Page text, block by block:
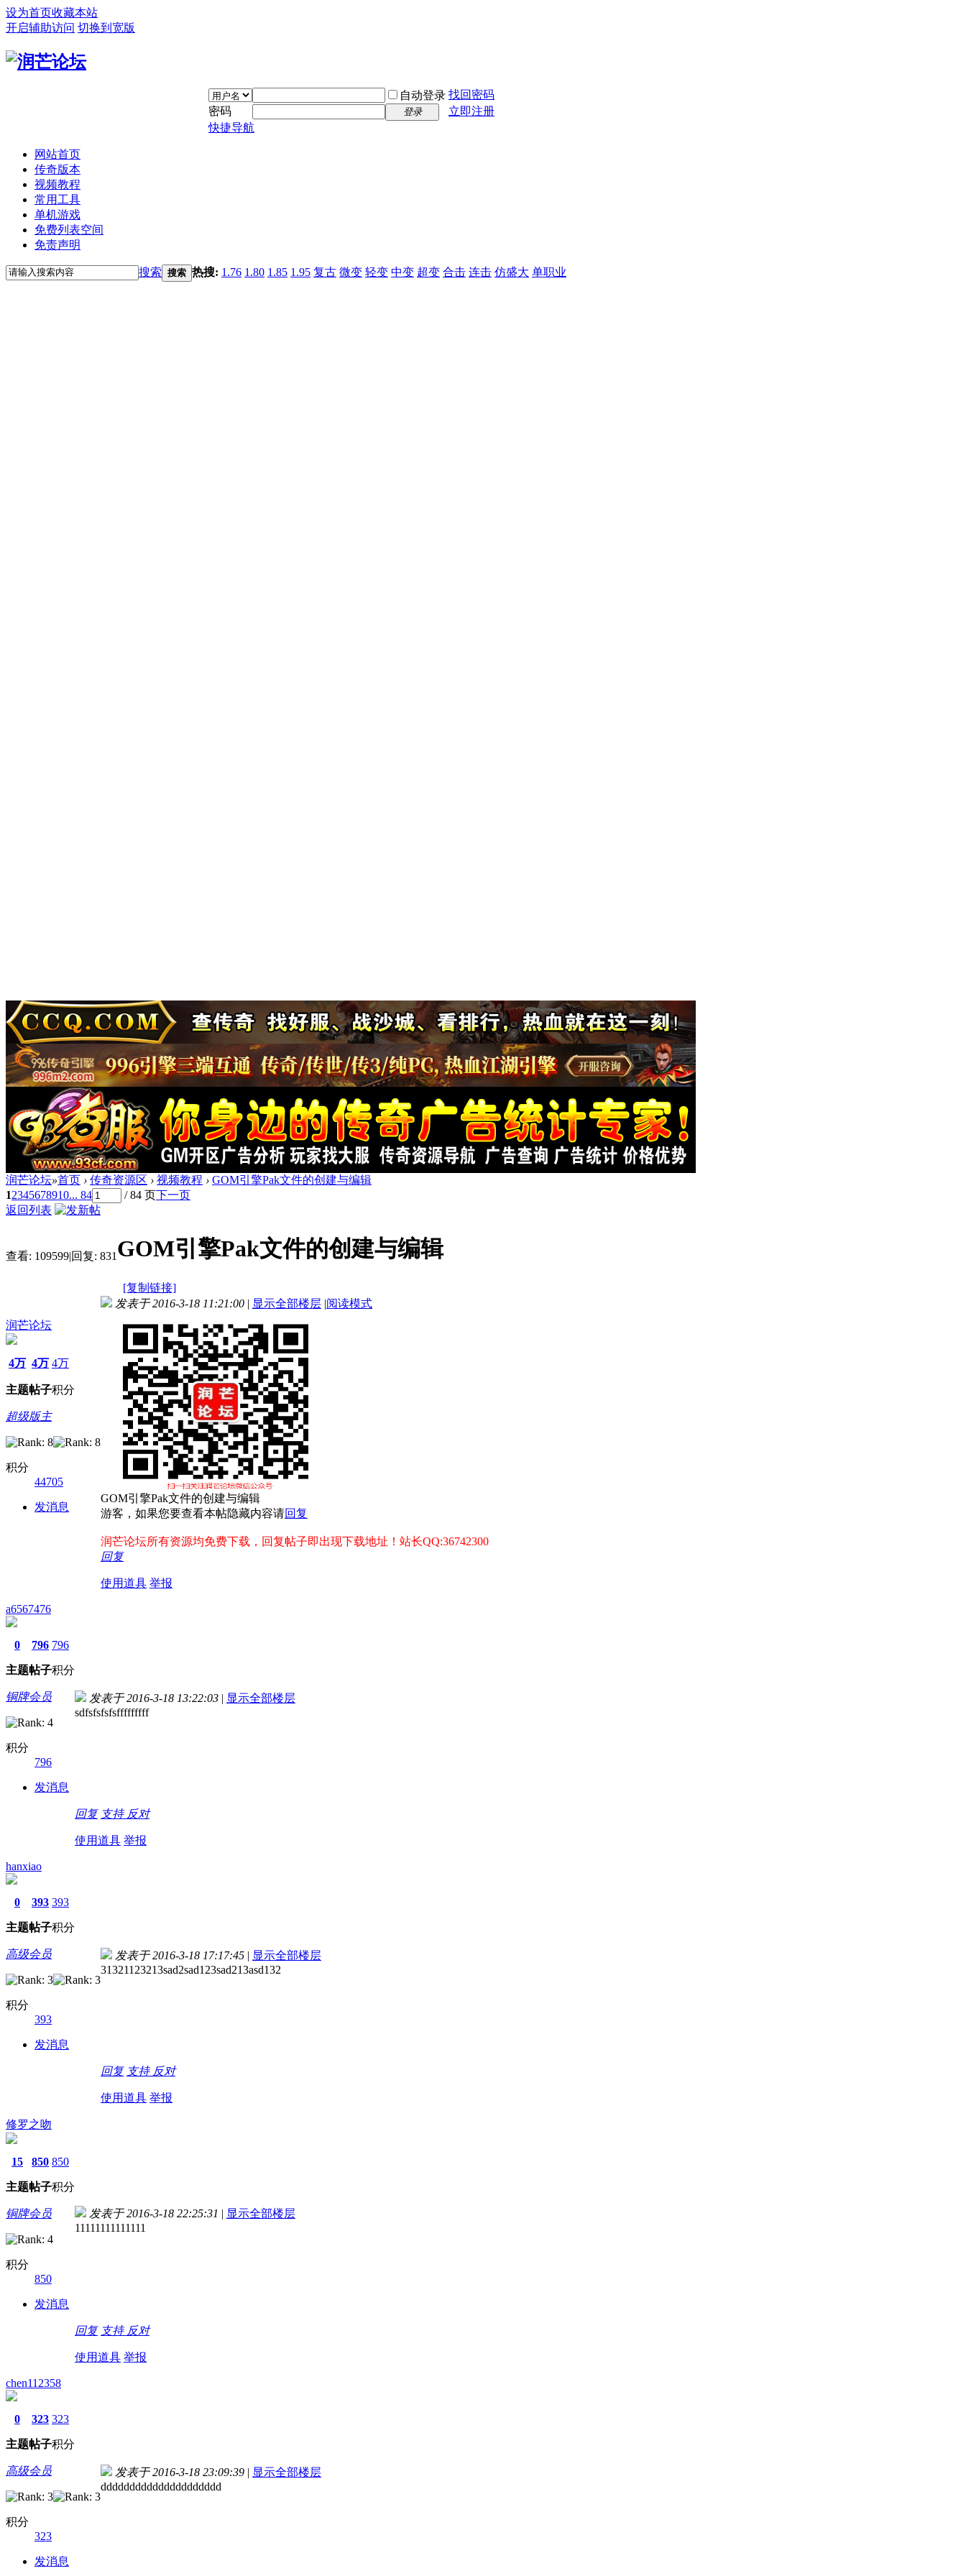
设为首页收藏本站
开启辅助访问 切换到宽版
自动登录 找回密码
密码
登录
立即注册
快捷导航
网站首页
传奇版本
视频教程
常用工具
单机游戏
免费列表空间
免责声明
搜索 搜索 热搜: 1.76 1.80 1.85 1.95 复古 微变 轻变 中变 超变 合击 连击 仿盛大 单职业
润芒论坛»首页 › 传奇资源区 › 视频教程 › GOM引擎Pak文件的创建与编辑
12345678910... 84 / 84 页下一页
返回列表
查看: 109599|回复: 831 GOM引擎Pak文件的创建与编辑
[复制链接]
润芒论坛
4万
主题
4万
帖子
4万
积分
超级版主
积分
44705
发消息
发表于 2016-3-18 11:21:00 | 显示全部楼层 |阅读模式
GOM引擎Pak文件的创建与编辑
游客，如果您要查看本帖隐藏内容请回复
润芒论坛所有资源均免费下载，回复帖子即出现下载地址！站长QQ:36742300
回复
使用道具 举报
a6567476
0
主题
796
帖子
796
积分
铜牌会员
积分
796
发消息
发表于 2016-3-18 13:22:03 | 显示全部楼层
sdfsfsfsfsfffffffff
回复 支持 反对
使用道具 举报
hanxiao
0
主题
393
帖子
393
积分
高级会员
积分
393
发消息
发表于 2016-3-18 17:17:45 | 显示全部楼层
31321123213sad2sad123sad213asd132
回复 支持 反对
使用道具 举报
修罗之吻
15
主题
850
帖子
850
积分
铜牌会员
积分
850
发消息
发表于 2016-3-18 22:25:31 | 显示全部楼层
11111111111111
回复 支持 反对
使用道具 举报
chen112358
0
主题
323
帖子
323
积分
高级会员
积分
323
发消息
发表于 2016-3-18 23:09:39 | 显示全部楼层
ddddddddddddddddddddd